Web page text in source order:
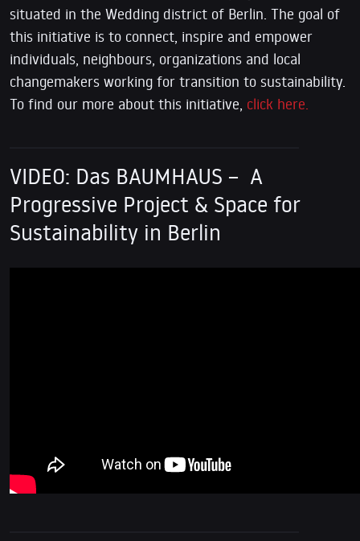
situated in the Wedding district of Berlin. The goal of
this initiative is to connect, inspire and empower
individuals, neighbours, organizations and local
changemakers working for transition to sustainability.
To find our more about this initiative, click here.
VIDEO: Das BAUMHAUS – A
Progressive Project & Space for
Sustainability in Berlin